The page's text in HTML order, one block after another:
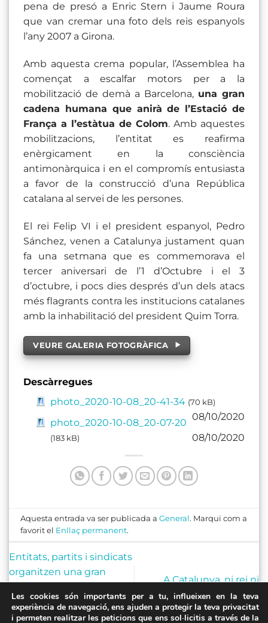
pena de presó a Enric Stern i Jaume Roura
que van cremar una foto dels reis espanyols
l’any 2007 a Girona.
Amb aquesta crema popular, l’Assemblea ha
començat a escalfar motors per a la
mobilització de demà a Barcelona, una gran
cadena humana que anirà de l’Estació de
França a l’estàtua de Colom. Amb aquestes
mobilitzacions, l’entitat es reafirma
enèrgicament en la consciència
antimonàrquica i en el compromís entusiasta
a favor de la construcció d’una República
catalana al servei de les persones.
El rei Felip VI i el president espanyol, Pedro
Sánchez, venen a Catalunya justament quan
fa una setmana que es commemorava el
tercer aniversari de l’1 d’Octubre i el 3
d’octubre, i pocs dies després d’un dels atacs
més flagrants contra les institucions catalanes
amb la inhabilitació del president Quim Torra.
VEURE GALERIA FOTOGRÀFICA
Descàrregues
photo_2020-10-08_20-41-34 (70 kB)
08/10/2020
photo_2020-10-08_20-07-20
(183 kB) 08/10/2020
Aquesta entrada va ser publicada aGeneral. Marqui com a
favorit el Enllaç permanent.
Entitats, partits i sindicats
organitzen una gran
deixar clar al Borbó que
Catalunya no té rei
A Catalunya, ni rei ni
corona. Independència!
Les cookies són importants per a tu, influeixen en la teva
experiència de navegació, ens ajuden a protegir la teva privacitat
i permeten realitzar les peticions que ens sol·licitis a través de la